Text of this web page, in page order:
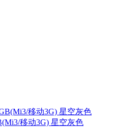
移动3G) 星空灰色